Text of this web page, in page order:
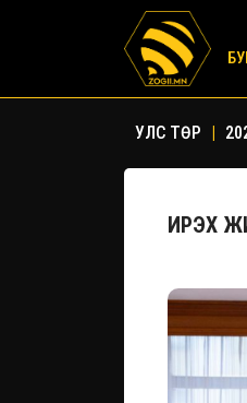
УЛС ТӨР |
ИРЭХ